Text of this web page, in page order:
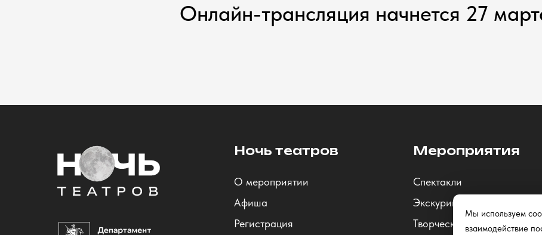
Онлайн-трансляция начнется 27
Мы используем
взаимодействие
Ночь театров
О мероприятии
Афиша
Регистрация
Мероприятия
Спектакли
Экскурии
Творческие встречи